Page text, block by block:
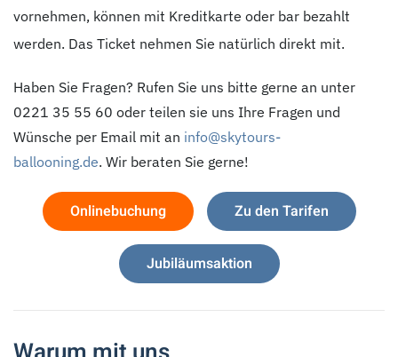
vornehmen, können mit Kreditkarte oder bar bezahlt
werden. Das Ticket nehmen Sie natürlich direkt mit.
Haben Sie Fragen? Rufen Sie uns bitte gerne an unter
0221 35 55 60 oder teilen sie uns Ihre Fragen und
Wünsche per Email mit an info@skytours-
ballooning.de. Wir beraten Sie gerne!
Onlinebuchung Zu den Tarifen
Jubiläumsaktion